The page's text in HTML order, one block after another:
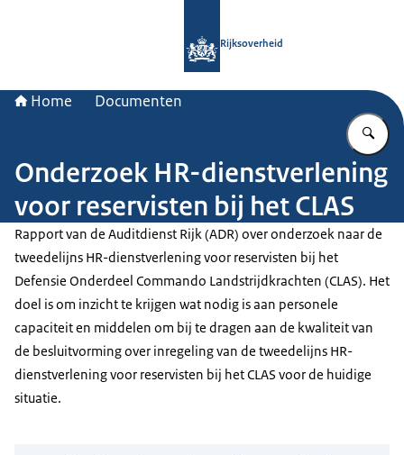
Rijksoverheid
Home Documenten
Onderzoek HR-dienstverlening
voor reservisten bij het CLAS
Rapport van de Auditdienst Rijk (ADR) over onderzoek naar de
tweedelijns HR-dienstverlening voor reservisten bij het
Defensie Onderdeel Commando Landstrijdkrachten (CLAS). Het
doel is om inzicht te krijgen wat nodig is aan personele
capaciteit en middelen om bij te dragen aan de kwaliteit van
de besluitvorming over inregeling van de tweedelijns HR-
dienstverlening voor reservisten bij het CLAS voor de huidige
situatie.